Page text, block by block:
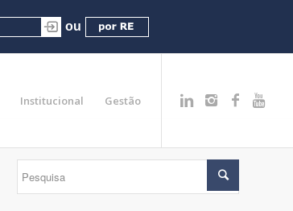
Institucional Gestão